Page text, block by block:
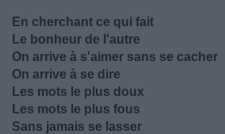
En cherchant ce qui fait
Le bonheur de l'autre
On arrive à s'aimer sans se cacher
On arrive à se dire
Les mots le plus doux
Les mots le plus fous
Sans jamais se lasser